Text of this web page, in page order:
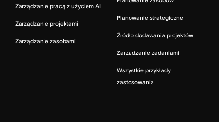
Zarządzanie pracą z użyciem AI
Zarządzanie projektami
Zarządzanie zasobami
Planowanie strategiczne
Źródło dodawania projektów
Zarządzanie zadaniami
Wszystkie przykłady
zastosowania